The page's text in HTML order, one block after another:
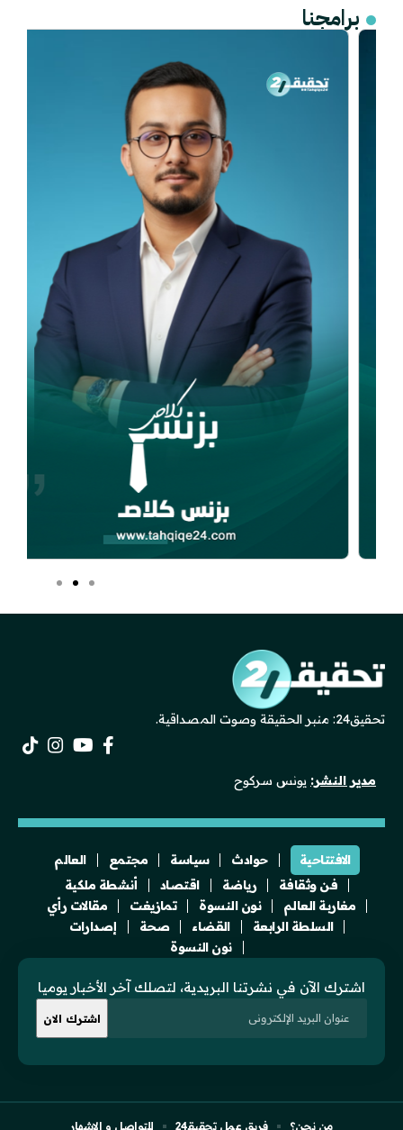
برامجنا
تحقيق24: منبر الحقيقة وصوت المصداقية.
مدير النشر: يونس سركوح
الافتتاحية حوادث سياسة مجتمع
العالم
فن وثقافة
رياضة اقتصاد
أنشطة ملكية
مغاربة العالم
نون النسوة تمازيغت
مقالات رأي
السلطة الرابعة
القضاء صحة
إصدارات
نون النسوة
اشترك الآن في نشرتنا البريدية، لتصلك آخر الأخبار يوميا
من نحن؟ فريق عمل تحقيقـ24 للتواصل و الإشهار